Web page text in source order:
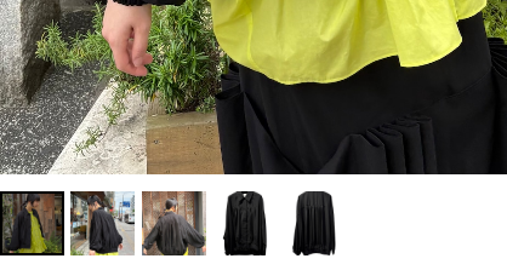
C
D
E
F
I
M
N
P
R
S
T
W
Y
【LADIES】ITEM LIST